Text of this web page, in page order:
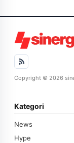
Copyright © 2026
Kategori
News
Hype